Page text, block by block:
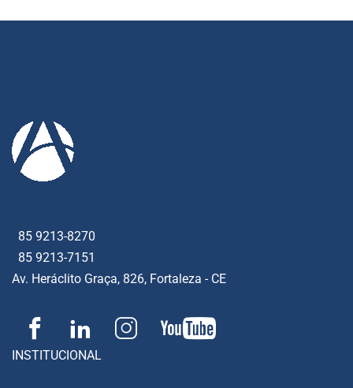
85 9213-8270
85 9213-7151
Av. Heráclito Graça, 826, Fortaleza - CE
INSTITUCIONAL